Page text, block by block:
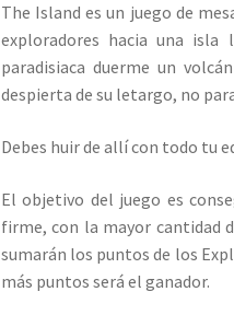
The Island es un juego de
exploradores hacia una
paradisiaca duerme un
despierta de su letargo, no
Debes huir de allí con todo tu
El objetivo del juego es
firme, con la mayor cantidad
sumarán los puntos de los
más puntos será el ganador.